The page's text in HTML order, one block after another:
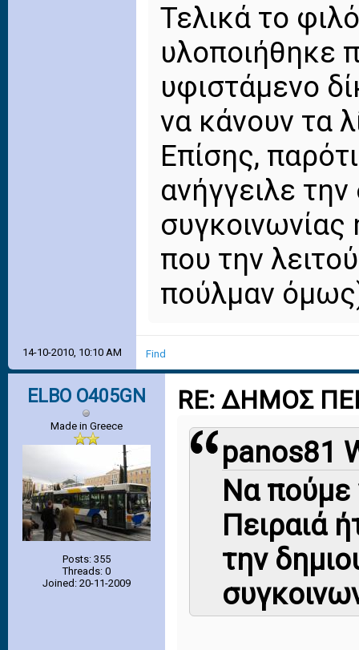
Τελικά το
υλοποιήθηκε
υφιστάμενο
να κάνουν τα
Επίσης,
ανήγγειλε
που την
πούλμαν
14-10-2010, 10:10 AM Find
ELBO O405GN
Made in Greece
Posts: 355
Threads: 0
Joined: 20-11-2009
RE: ΔΗΜΟΣ
panos81
Να πούμε
Πειραιά
την